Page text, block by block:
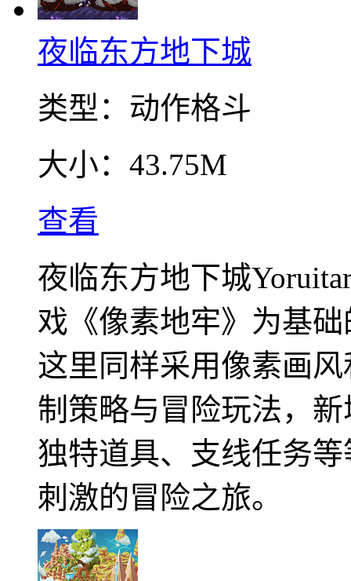
夜临东方地下城
类型： 动作格斗
大小： 43.75M
查看
夜临东方地下城
戏《像素地牢》为基
这里同样采用像素画
制策略与冒险玩法，
独特道具、支线任务
刺激的冒险之旅。